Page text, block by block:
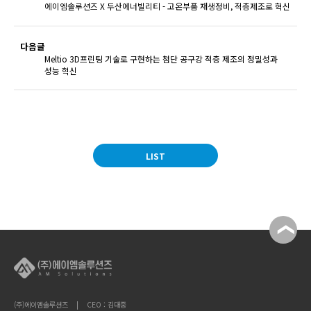
에이엠솔루션즈 X 두산에너빌리티 - 고온부품 재생정비, 적층제조로 혁신
다음글
Meltio 3D프린팅 기술로 구현하는 첨단 공구강 적층 제조의 정밀성과
성능 혁신
LIST
(주)에이엠솔루션즈 | CEO : 김대중